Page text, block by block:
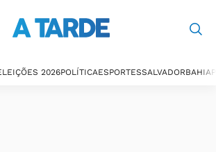
2026POLÍTICAESPORTESSALVADORBAHIA